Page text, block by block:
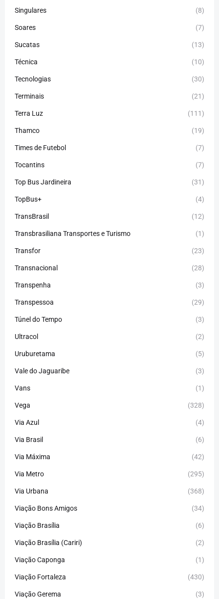
Singulares (8)
Soares (7)
Sucatas (13)
Técnica (10)
Tecnologias (30)
Terminais (21)
Terra Luz (111)
Thamco (19)
Times de Futebol (7)
Tocantins (7)
Top Bus Jardineira (31)
TopBus+ (4)
TransBrasil (12)
Transbrasiliana Transportes e Turismo (1)
Transfor (23)
Transnacional (28)
Transpenha (3)
Transpessoa (29)
Túnel do Tempo (3)
Ultracol (2)
Uruburetama (5)
Vale do Jaguaribe (3)
Vans (1)
Vega (328)
Via Azul (4)
Via Brasil (6)
Via Máxima (42)
Via Metro (295)
Via Urbana (368)
Viação Bons Amigos (34)
Viação Brasília (6)
Viação Brasília (Cariri) (2)
Viação Caponga (1)
Viação Fortaleza (430)
Viação Gerema (3)